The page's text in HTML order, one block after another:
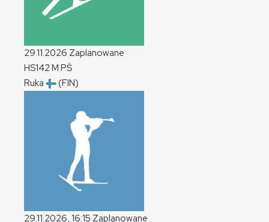
29.11.2026 Zaplanowane
HS142M PŚ
Ruka
(FIN)
29.11.2026, 16:15 Zaplanowane